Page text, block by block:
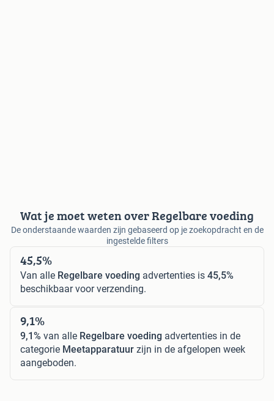
Wat je moet weten over Regelbare voeding
De onderstaande waarden zijn gebaseerd op je zoekopdracht en de
ingestelde filters
45,5%
Van alle Regelbare voeding advertenties is 45,5%
beschikbaar voor verzending.
9,1%
9,1% van alle Regelbare voeding advertenties in de
categorie Meetapparatuur zijn in de afgelopen week
aangeboden.